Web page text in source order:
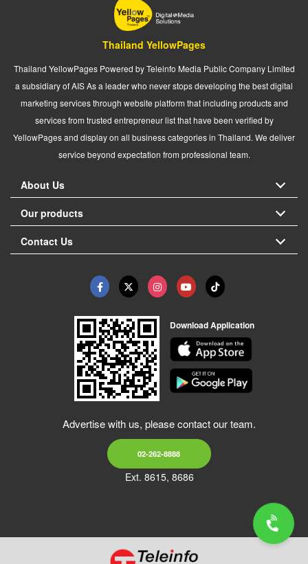
Thailand YellowPages
Thailand YellowPages Powered by Teleinfo Media Public Company Limited
a subsidiary of AIS As a leader who never stops developing the best digital
marketing services through website platform that including products and
services from trusted entrepreneur list that have been verified by
YellowPages and display on all business categories in Thailand. We deliver
service beyond expectation from professional team.
About Us
Our products
Contact Us
Download Application
Advertise with us, please contact our team.
02-262-8888
Ext. 8615, 8686